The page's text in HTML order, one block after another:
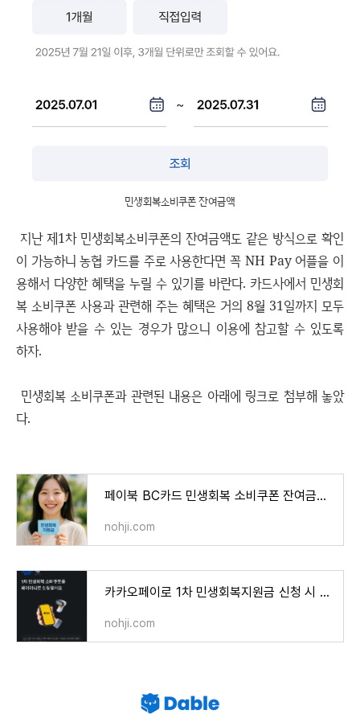
민생회복소비쿠폰 잔여금액
지난 제1차 민생회복소비쿠폰의 잔여금액도 같은 방식으로 확인
이 가능하니 농협 카드를 주로 사용한다면 꼭 NH Pay 어플을 이
용해서 다양한 혜택을 누릴 수 있기를 바란다. 카드사에서 민생회
복 소비쿠폰 사용과 관련해 주는 혜택은 거의 8월 31일까지 모두
사용해야 받을 수 있는 경우가 많으니 이용에 참고할 수 있도록
하자.
민생회복 소비쿠폰과 관련된 내용은 아래에 링크로 첨부해 놓았
다.
페이북 BC카드 민생회복 소비쿠폰 잔여금액 확인 방법
nohji.com
카카오페이로 1차 민생회복지원금 신청 시 최대 200만 원 혜택이 쏟아진다
nohji.com